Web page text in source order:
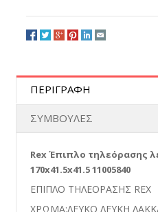
ΠΕΡΙΓΡΑΦΗ
ΣΥΜΒΟΥΛΕΣ
Rex Έπιπλο τηλεόρασης
170x41.5x41.5 11005840
ΕΠΙΠΛΟ ΤΗΛΕΟΡΑΣΗΣ RΕΧ
ΧΡΩΜΑ:ΛΕΥΚΟ ΛΕΥΚΗ